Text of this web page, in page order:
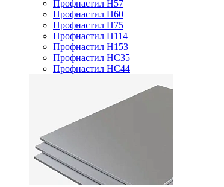
Профнастил Н57
Профнастил Н60
Профнастил Н75
Профнастил Н114
Профнастил Н153
Профнастил НС35
Профнастил НС44